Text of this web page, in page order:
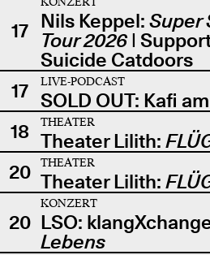
17 Nils Keppel: Super
Tour 2026|
Suicide Catdoors
17
LIVE-PODCAST
SOLD OUT: Kafi
18
THEATER
Theater Lilith:
20
THEATER
Theater Lilith:
20
KONZERT
LSO:
Lebens